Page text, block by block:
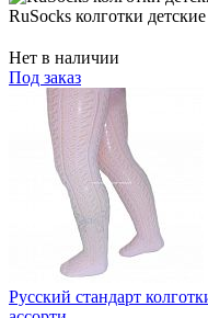
RuSocks колготки
Нет в наличии
Под заказ
Русский стандарт